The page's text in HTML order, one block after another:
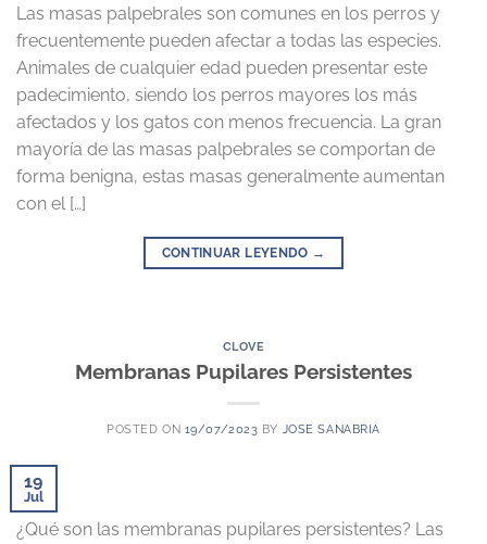
Las masas palpebrales son comunes en los perros y
frecuentemente pueden afectar a todas las especies.
Animales de cualquier edad pueden presentar este
padecimiento, siendo los perros mayores los más
afectados y los gatos con menos frecuencia. La gran
mayoría de las masas palpebrales se comportan de
forma benigna, estas masas generalmente aumentan
con el […]
CONTINUAR LEYENDO →
CLOVE
Membranas Pupilares Persistentes
POSTED ON 19/07/2023 BY JOSE SANABRIA
19
Jul
¿Qué son las membranas pupilares persistentes? Las